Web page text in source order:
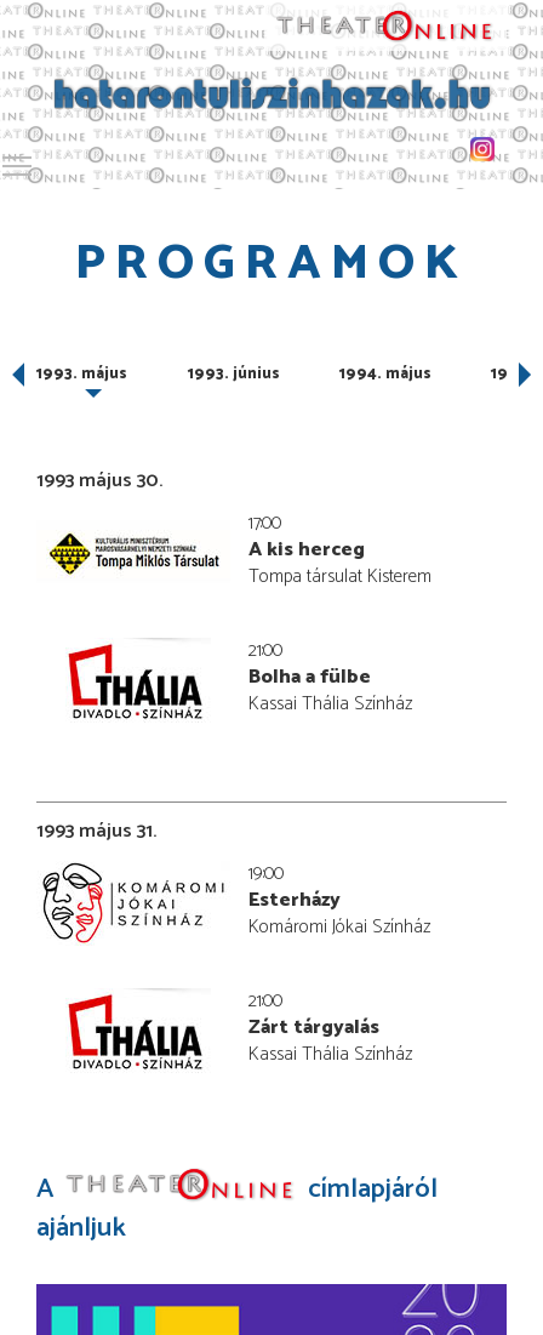
Toggle main menu visibility
PROGRAMOK
1993. május 1993. június 1994. május 1994.
1993 május 30.
17:00
A kis herceg
Tompa társulat Kisterem
21:00
Bolha a fülbe
Kassai Thália Színház
1993 május 31.
19:00
Esterházy
Komáromi Jókai Színház
21:00
Zárt tárgyalás
Kassai Thália Színház
A
címlapjáról
ajánljuk